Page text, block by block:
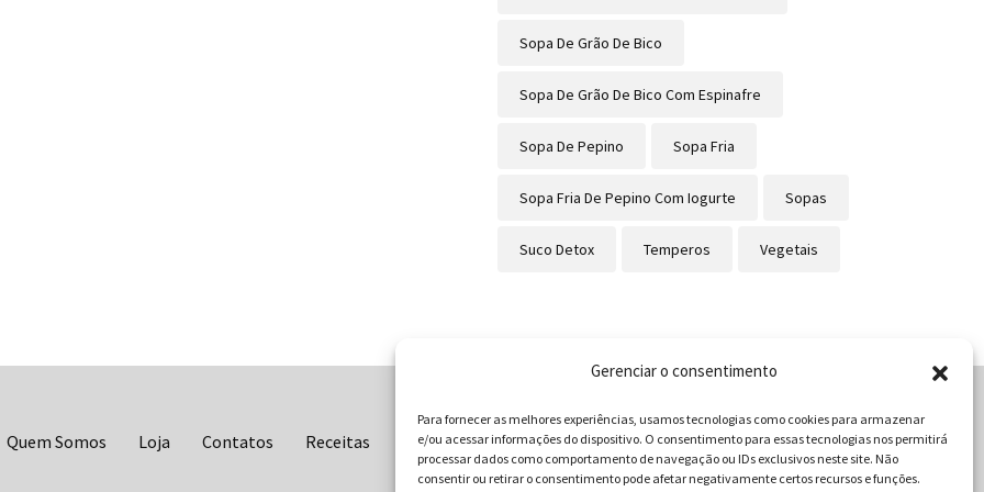
Gerenciar o consentimento
Para fornecer as melhores experiências, usamos tecnologias como cookies para armazenar
e/ou acessar informações do dispositivo. O consentimento para essas tecnologias nos permitirá
processar dados como comportamento de navegação ou IDs exclusivos neste site. Não
consentir ou retirar o consentimento pode afetar negativamente certos recursos e funções.
Sopa De Grão De Bico
Sopa De Grão De Bico Com Espinafre
Sopa De Pepino Sopa Fria
Sopa Fria De Pepino Com Iogurte Sopas
Suco Detox Temperos Vegetais
Quem Somos Loja Contatos Receitas Blog Vocabulário da Gastronomia